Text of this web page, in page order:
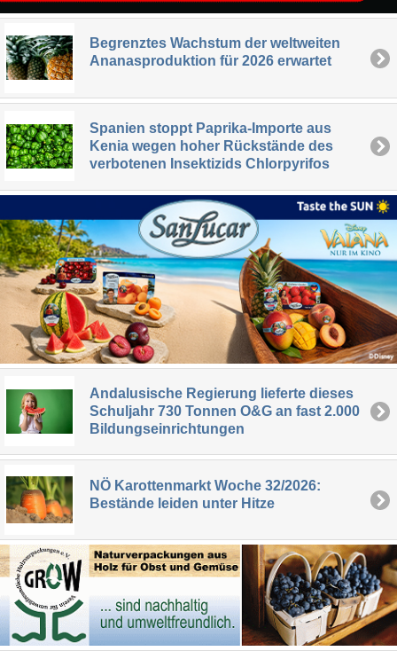
Begrenztes Wachstum der weltweiten
Ananasproduktion für 2026 erwartet
Spanien stoppt Paprika-Importe aus
Kenia wegen hoher Rückstände des
verbotenen Insektizids Chlorpyrifos
Andalusische Regierung lieferte dieses
Schuljahr 730 Tonnen O&G an fast 2.000
Bildungseinrichtungen
NÖ Karottenmarkt Woche 32/2026:
Bestände leiden unter Hitze